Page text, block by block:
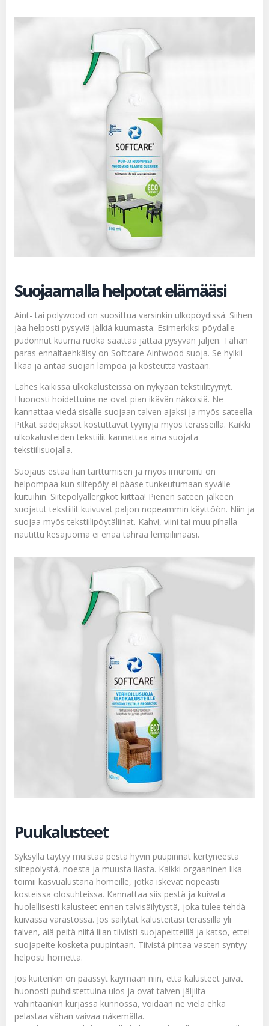
Suojaamalla helpotat elämääsi
Aint- tai polywood on suosittua varsinkin ulkopöydissä. Siihen
jää helposti pysyviä jälkiä kuumasta. Esimerkiksi pöydälle
pudonnut kuuma ruoka saattaa jättää pysyvän jäljen. Tähän
paras ennaltaehkäisy on Softcare Aintwood suoja. Se hylkii
likaa ja antaa suojan lämpöä ja kosteutta vastaan.
Lähes kaikissa ulkokalusteissa on nykyään tekstiilityynyt.
Huonosti hoidettuina ne ovat pian ikävän näköisiä. Ne
kannattaa viedä sisälle suojaan talven ajaksi ja myös sateella.
Pitkät sadejaksot kostuttavat tyynyjä myös terasseilla. Kaikki
ulkokalusteiden tekstiilit kannattaa aina suojata
tekstiilisuojalla.
Suojaus estää lian tarttumisen ja myös imurointi on
helpompaa kun siitepöly ei pääse tunkeutumaan syvälle
kuituihin. Siitepölyallergikot kiittää! Pienen sateen jälkeen
suojatut tekstiilit kuivuvat paljon nopeammin käyttöön. Niin ja
suojaa myös tekstiilipöytäliinat. Kahvi, viini tai muu pihalla
nautittu kesäjuoma ei enää tahraa lempiliinaasi.
Puukalusteet
Syksyllä täytyy muistaa pestä hyvin puupinnat kertyneestä
siitepölystä, noesta ja muusta liasta. Kaikki orgaaninen lika
toimii kasvualustana homeille, jotka iskevät nopeasti
kosteissa olosuhteissa. Kannattaa siis pestä ja kuivata
huolellisesti kalusteet ennen talvisäilytystä, joka tulee tehdä
kuivassa varastossa. Jos säilytät kalusteitasi terassilla yli
talven, älä peitä niitä liian tiiviisti suojapeitteillä ja katso, ettei
suojapeite kosketa puupintaan. Tiivistä pintaa vasten syntyy
helposti hometta.
Jos kuitenkin on päässyt käymään niin, että kalusteet jäivät
huonosti puhdistettuina ulos ja ovat talven jäljiltä
vähintäänkin kurjassa kunnossa, voidaan ne vielä ehkä
pelastaa vähän vaivaa näkemällä.